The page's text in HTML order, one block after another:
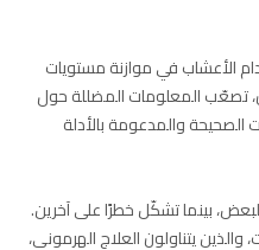
الأعشاب في موازنة مستويات
تصعّب المعلومات المضللة حول
الصحيحة والمدعومة بالأدلة
بينما تشكّل خطرًا على آخرين.
يتناولون العلاج الهرموني،